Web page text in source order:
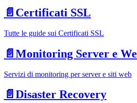
📄️ Certificati SSL
Tutte le guide sui Certificati SSL
📄️ Monitoring Server e
Servizi di monitoring per server e siti web
📄️ Disaster Recovery